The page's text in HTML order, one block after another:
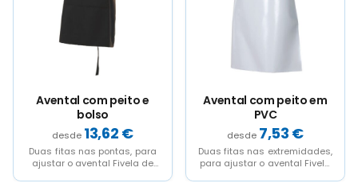
chosen
page
chosen
pageAvental com peito em
7,53
Duas fitas nas extremidades,
para ajustar o avental Fivela
page
page
Avental curto com
4,89
Duas fitas nas pontas, para
ajustar o avental Tecido
de passar a ferro Um...